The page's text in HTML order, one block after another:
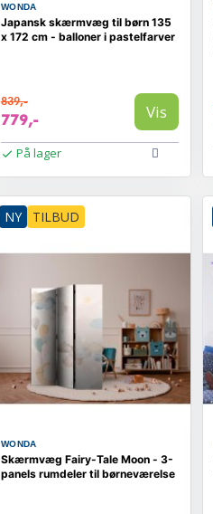
WONDA
Japansk skærmvæg til børn 135
x 172 cm - balloner i pastelfarver
839,-
779,- Vis
På lager
NY TILBUD
WONDA
Skærmvæg Fairy-Tale Moon - 3-
panels rumdeler til børneværelse